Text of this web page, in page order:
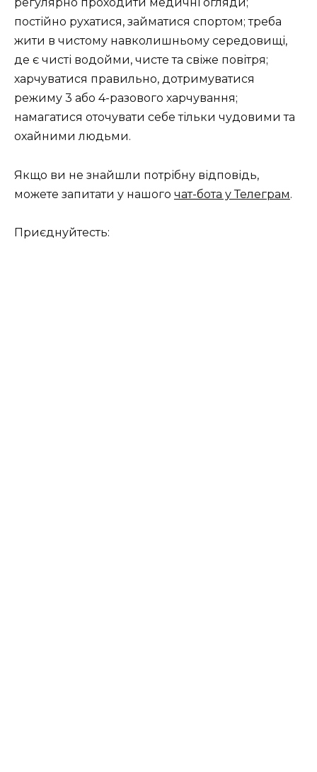
регулярно проходити медичні огляди;
постійно рухатися, займатися спортом; треба
жити в чистому навколишньому середовищі,
де є чисті водойми, чисте та свіже повітря;
харчуватися правильно, дотримуватися
режиму 3 або 4-разового харчування;
намагатися оточувати себе тільки чудовими та
охайними людьми.
Якщо ви не знайшли потрібну відповідь,
можете запитати у нашого чат-бота у Телеграм.
Приєднуйтесть: